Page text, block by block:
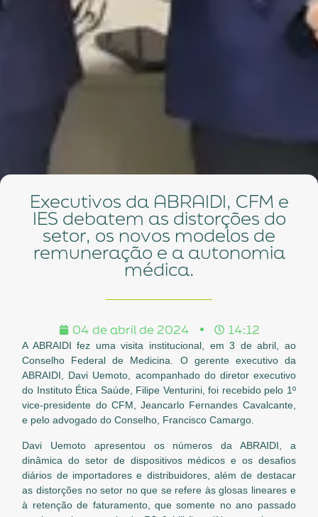
Executivos da ABRAIDI, CFM e
IES debatem as distorções do
setor, os novos modelos de
remuneração e a autonomia
médica.
04 de abril de 2024 14:12
A ABRAIDI fez uma visita institucional, em 3 de abril, ao
Conselho Federal de Medicina. O gerente executivo da
ABRAIDI, Davi Uemoto, acompanhado do diretor executivo
do Instituto Ética Saúde, Filipe Venturini, foi recebido pelo 1º
vice-presidente do CFM, Jeancarlo Fernandes Cavalcante,
e pelo advogado do Conselho, Francisco Camargo.
Davi Uemoto apresentou os números da ABRAIDI, a
dinâmica do setor de dispositivos médicos e os desafios
diários de importadores e distribuidores, além de destacar
as distorções no setor no que se refere às glosas lineares e
à retenção de faturamento, que somente no ano passado